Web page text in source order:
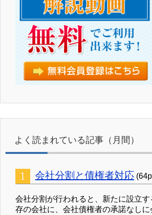
よく読まれている記事（月間）
会社分割と債権者対応
会社分割が行われると、新たに設立
存の会社に、会社債権者の承諾なし